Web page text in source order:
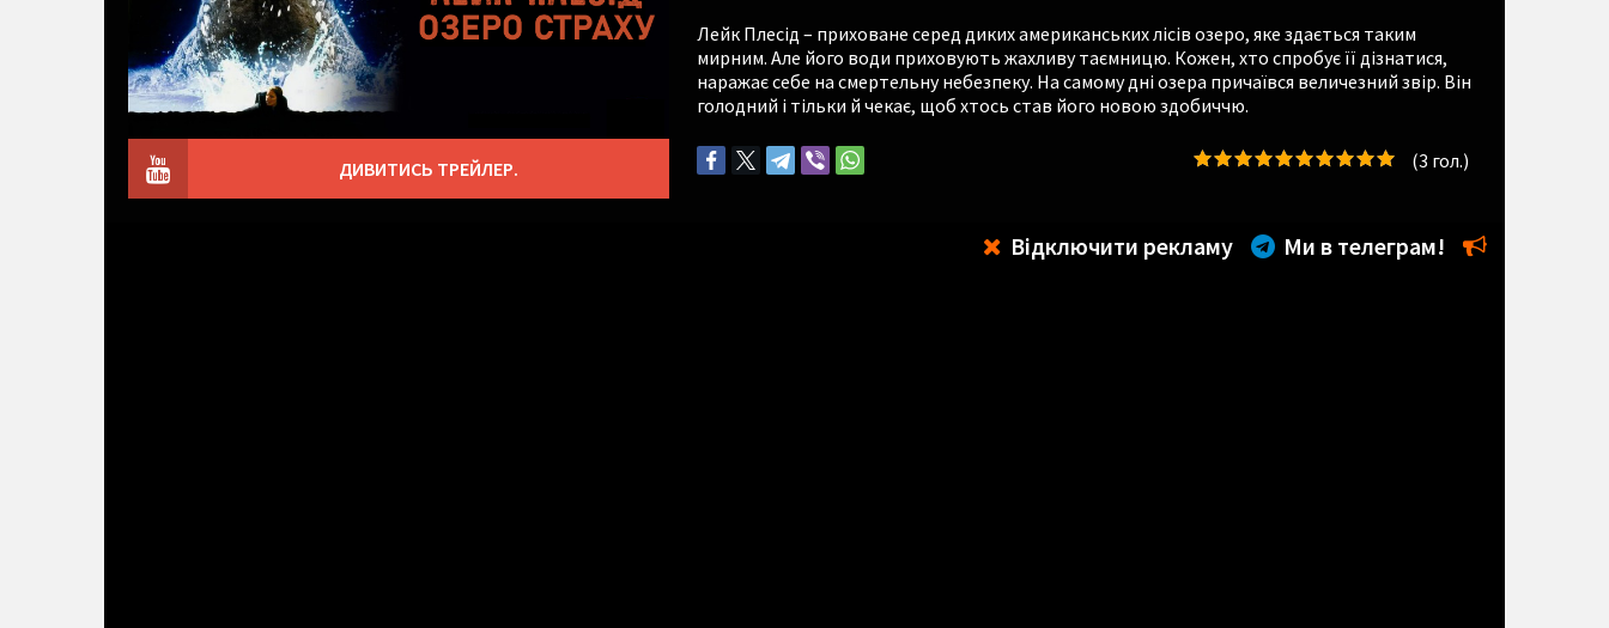
Лейк Плесід – приховане серед диких американських лісів озеро, яке здається таким
мирним. Але його води приховують жахливу таємницю. Кожен, хто спробує її дізнатися,
наражає себе на смертельну небезпеку. На самому дні озера причаївся величезний звір. Він
голодний і тільки й чекає, щоб хтось став його новою здобиччю.
ДИВИТИСЬ ТРЕЙЛЕР. (3 гол.)
Відключити рекламу Ми в телеграм!